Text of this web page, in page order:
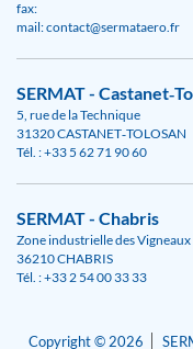
fax:
mail: contact@sermataero.fr
SERMAT -
5, rue de la Technique
31320 CASTANET‑TOLOSAN
Tél. : +33 5 62 71 90 60
SERMAT - Chabris
Zone industrielle des Vigneaux
36210 CHABRIS
Tél. : +33 2 54 00 33 33
Copyright © 2026